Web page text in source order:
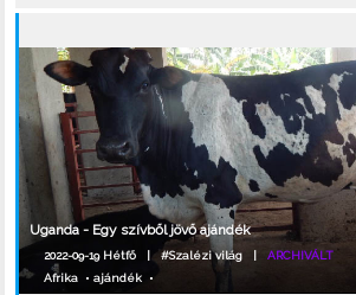
Uganda - Egy szívből jövő ajándék
2022-09-19 Hétfő |#Szalézi világ |ARCHIVÁLT
Afrika •ajándék •